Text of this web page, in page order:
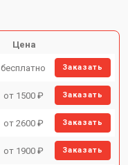
Цена
бесплатно Заказать
от 1500 ₽ Заказать
от 2600 ₽ Заказать
от 1900 ₽ Заказать